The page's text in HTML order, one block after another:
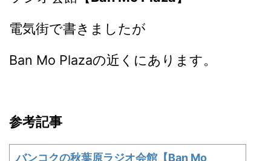
電気街で書きましたが
Ban Mo Plazaの近くにあります。
参考記事
バンコクの秋葉原ラジオ会館【Ban Mo